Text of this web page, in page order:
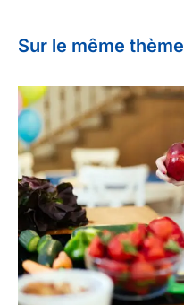
Sur le même thème